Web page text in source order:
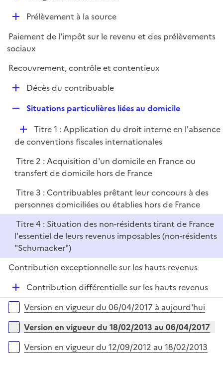
e
r
i
e
r
D
p
l
i
Prélèvement à la source
Paiement de l'impôt sur le revenu et des prélèvements
sociaux
Recouvrement, contrôle et contentieux
D
l
i
e
r
Décès du contribuable
p
l
i
e
r
Situations particulières liées au domicile
D
é
l
i
e
r
Titre 1 : Application du droit interne en l'absence
de conventions fiscales internationales
Titre 2 : Acquisition d'un domicile en France ou
transfert de domicile hors de France
Titre 3 : Contribuables prêtant leur concours à des
personnes domiciliées ou établies hors de France
Titre 4 : Situation des non-résidents tirant de France
l'essentiel de leurs revenus imposables (non-résidents
"Schumacker")
Contribution exceptionnelle sur les hauts revenus
D
é
p
e
Contribution différentielle sur les hauts revenus
Versions sur la période
Version en vigueur du 06/04/2017 à aujourd'hui
Version en vigueur du 18/02/2013 au 06/04/2017
Version en vigueur du 12/09/2012 au 18/02/2013